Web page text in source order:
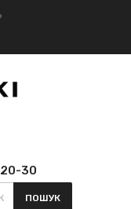
30
75
ПОШУК